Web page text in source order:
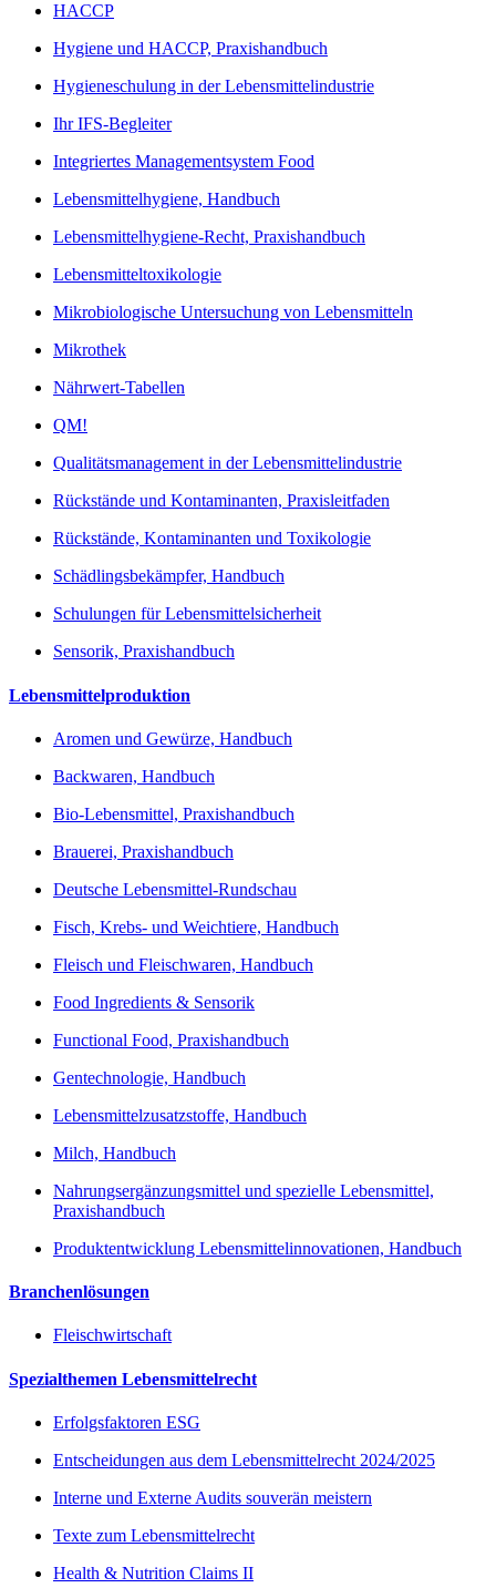
HACCP
Hygiene und HACCP, Praxishandbuch
Hygieneschulung in der Lebensmittelindustrie
Ihr IFS-Begleiter
Integriertes Managementsystem Food
Lebensmittelhygiene, Handbuch
Lebensmittelhygiene-Recht, Praxishandbuch
Lebensmitteltoxikologie
Mikrobiologische Untersuchung von Lebensmitteln
Mikrothek
Nährwert-Tabellen
QM!
Qualitätsmanagement in der Lebensmittelindustrie
Rückstände und Kontaminanten, Praxisleitfaden
Rückstände, Kontaminanten und Toxikologie
Schädlingsbekämpfer, Handbuch
Schulungen für Lebensmittelsicherheit
Sensorik, Praxishandbuch
Lebensmittelproduktion
Aromen und Gewürze, Handbuch
Backwaren, Handbuch
Bio-Lebensmittel, Praxishandbuch
Brauerei, Praxishandbuch
Deutsche Lebensmittel-Rundschau
Fisch, Krebs- und Weichtiere, Handbuch
Fleisch und Fleischwaren, Handbuch
Food Ingredients & Sensorik
Functional Food, Praxishandbuch
Gentechnologie, Handbuch
Lebensmittelzusatzstoffe, Handbuch
Milch, Handbuch
Nahrungsergänzungsmittel und spezielle Lebensmittel,
Praxishandbuch
Produktentwicklung Lebensmittelinnovationen, Handbuch
Branchenlösungen
Fleischwirtschaft
Spezialthemen Lebensmittelrecht
Erfolgsfaktoren ESG
Entscheidungen aus dem Lebensmittelrecht 2024/2025
Interne und Externe Audits souverän meistern
Texte zum Lebensmittelrecht
Health & Nutrition Claims II